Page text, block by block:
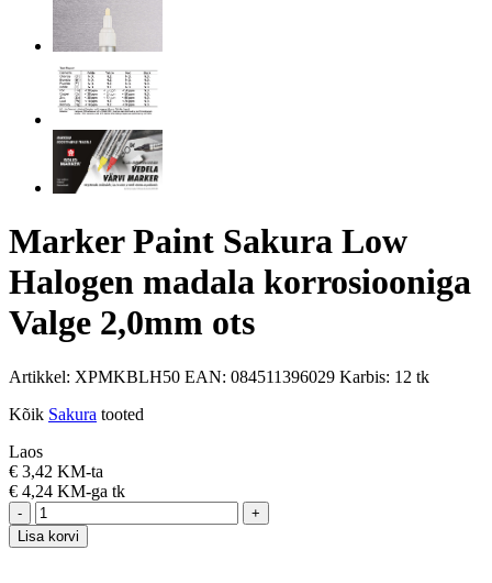
Marker Paint Sakura Low
Halogen madala korrosiooniga
Valge 2,0mm ots
Artikkel: XPMKBLH50 EAN: 084511396029 Karbis: 12 tk
Kõik Sakura tooted
Laos
€ 3,42 KM-ta
€ 4,24 KM-ga tk
-
+
Lisa korvi